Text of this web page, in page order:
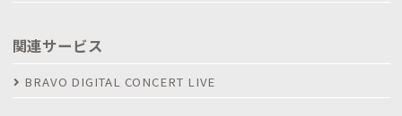
関連サービス
BRAVO DIGITAL CONCERT LIVE